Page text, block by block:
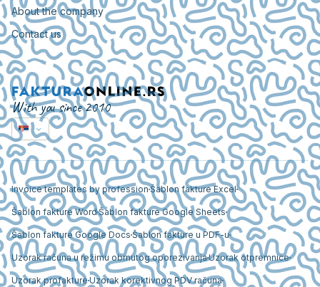
About the company
Contact us
With you since 2010
Invoice templates by professionŠablon fakture Excel
Šablon fakture WordŠablon fakture Google Sheets
Šablon fakture Google Docs Šablon fakture u PDF-u
Uzorak računa u režimu obrnutog oporezivanjaUzorak otpremnice
Uzorak profakture Uzorak korektivnog PDV računa